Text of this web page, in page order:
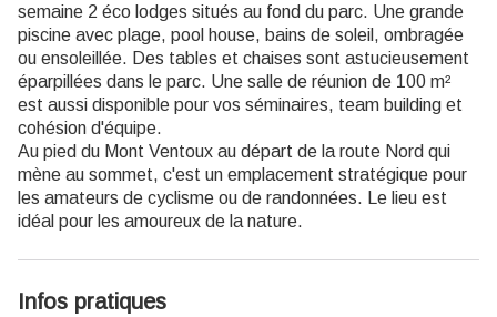
semaine 2 éco lodges situés au fond du parc. Une grande
piscine avec plage, pool house, bains de soleil, ombragée
ou ensoleillée. Des tables et chaises sont astucieusement
éparpillées dans le parc. Une salle de réunion de 100 m²
est aussi disponible pour vos séminaires, team building et
cohésion d'équipe.
Au pied du Mont Ventoux au départ de la route Nord qui
mène au sommet, c'est un emplacement stratégique pour
les amateurs de cyclisme ou de randonnées. Le lieu est
idéal pour les amoureux de la nature.
Infos pratiques